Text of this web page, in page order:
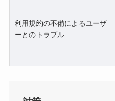
利用規約の不備によるユーザ
ーとのトラブル